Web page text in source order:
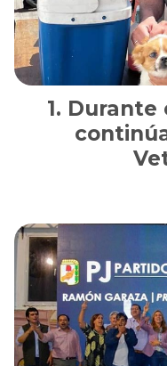
Durante